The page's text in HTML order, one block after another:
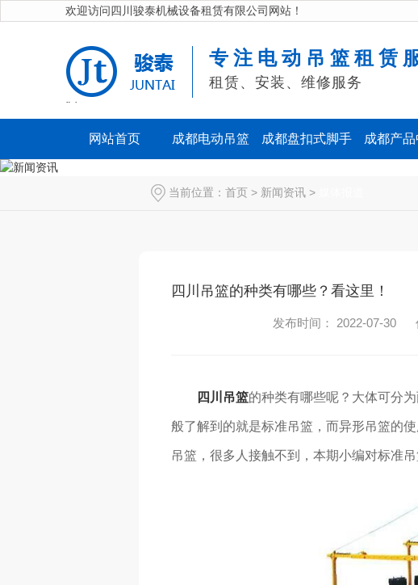
欢迎访问四川骏泰机械设备租赁有限公司网站！
" />
专注电动吊篮租赁
租赁、安装、维修服务
网站首页 成都电动吊篮 成都盘扣式脚手 成都产
当前位置： 首页 > 新闻资讯 >
四川吊篮的种类有哪些？看这里！
发布时间： 2022-07-30
四川吊篮的种类有哪些呢？大体可分
般了解到的就是标准吊篮，而异形吊篮的
吊篮，很多人接触不到，本期小编对标准